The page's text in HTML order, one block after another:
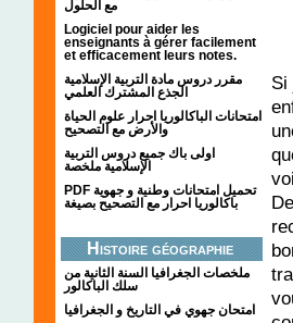
مع الحلول
Logiciel pour aider les
enseignants à gérer facilement
et efficacement leurs notes.
مقرر دروس مادة التربية الإسلامية
الجذع المشترك العلمي
امتحانات الباكالوريا احرار علوم الحياة
والأرض مع التصحيح
اولى باك جميع دروس التربية
الإسلامية ملخصة
PDF تحميل امتحانات وطنية و جهوية
باكالوريا احرار مع التصحيح بصيغة
Histoire géographie
ملخصات الجغرافيا السنة الثانية من
سلك الباكالور
امتحان جهوي في التاريخ و الجغرافيا
Si